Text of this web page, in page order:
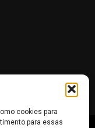
cookies para
para essas